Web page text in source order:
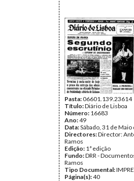
Pasta:06601.139.23614
Título:Diário de Lisboa
Número: 16683
Ano:49
Data:Sábado, 31 de
Directores:Director:
Ramos
Edição: 1ª edição
Fundo:DRR -
Ramos
Tipo Documental:
Página(s):40